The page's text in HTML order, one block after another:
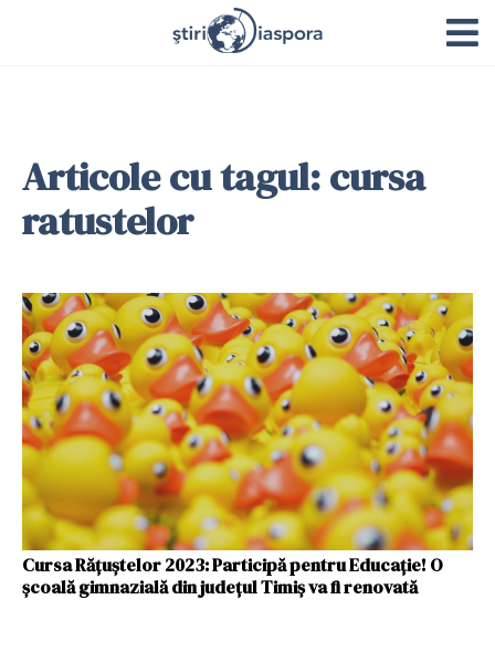
Articole cu tagul: cursa
ratustelor
Cursa Rățuștelor 2023: Participă pentru Educație! O
școală gimnazială din județul Timiș va fi renovată